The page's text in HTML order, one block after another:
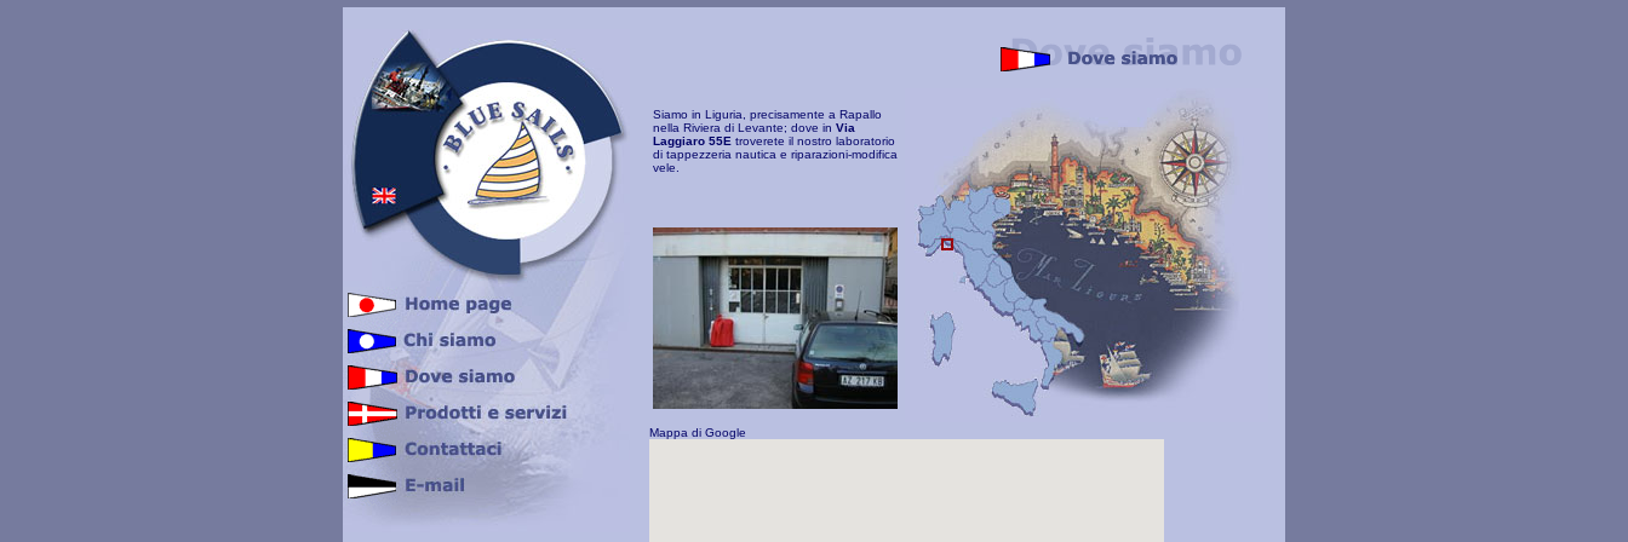
Siamo in Liguria, precisamente a Rapallo
nella Riviera di Levante; dove in Via
Laggiaro 55E troverete il nostro laboratorio
di tappezzeria nautica e riparazioni-modifica
vele.
Mappa di Google